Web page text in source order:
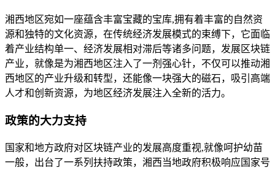
湘西地区宛如一座蕴含丰富宝藏的宝库,拥有着丰富的自然资
源和独特的文化资源，在传统经济发展模式的束缚下，它面临
着产业结构单一、经济发展相对滞后等诸多问题，发展区块链
产业，就像是为湘西地区注入了一剂强心针，不仅可以推动湘
西地区的产业升级和转型，还能像一块强大的磁石，吸引高端
人才和创新资源，为地区经济发展注入全新的活力。
政策的大力支持
国家和地方政府对区块链产业的发展高度重视,就像呵护幼苗
一般，出台了一系列扶持政策，湘西当地政府积极响应国家号